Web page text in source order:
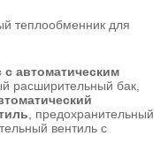
теплообменник для
с автоматическим
расширительный бак,
, предохранительный
вентиль с